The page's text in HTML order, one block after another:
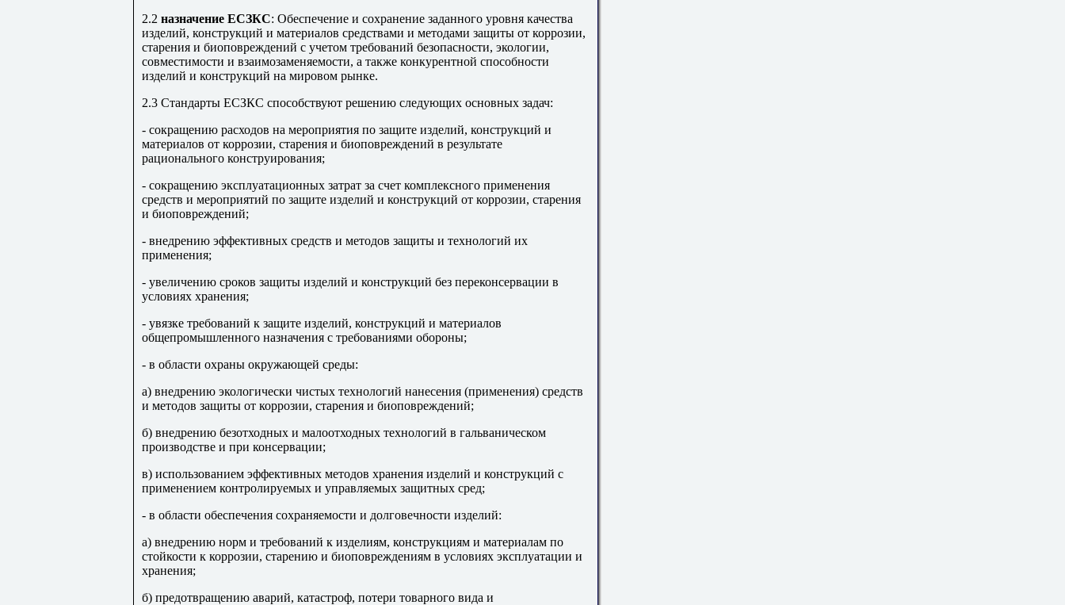
2.2 назначение ЕСЗКС: Обеспечение и сохранение заданного уровня качества
изделий, конструкций и материалов средствами и методами защиты от коррозии,
старения и биоповреждений с учетом требований безопасности, экологии,
совместимости и взаимозаменяемости, а также конкурентной способности
изделий и конструкций на мировом рынке.
2.3 Стандарты ЕСЗКС способствуют решению следующих основных задач:
- сокращению расходов на мероприятия по защите изделий, конструкций и
материалов от коррозии, старения и биоповреждений в результате
рационального конструирования;
- сокращению эксплуатационных затрат за счет комплексного применения
средств и мероприятий по защите изделий и конструкций от коррозии, старения
и биоповреждений;
- внедрению эффективных средств и методов защиты и технологий их
применения;
- увеличению сроков защиты изделий и конструкций без переконсервации в
условиях хранения;
- увязке требований к защите изделий, конструкций и материалов
общепромышленного назначения с требованиями обороны;
- в области охраны окружающей среды:
а) внедрению экологически чистых технологий нанесения (применения) средств
и методов защиты от коррозии, старения и биоповреждений;
б) внедрению безотходных и малоотходных технологий в гальваническом
производстве и при консервации;
в) использованием эффективных методов хранения изделий и конструкций с
применением контролируемых и управляемых защитных сред;
- в области обеспечения сохраняемости и долговечности изделий:
а) внедрению норм и требований к изделиям, конструкциям и материалам по
стойкости к коррозии, старению и биоповреждениям в условиях эксплуатации и
хранения;
б) предотвращению аварий, катастроф, потери товарного вида и